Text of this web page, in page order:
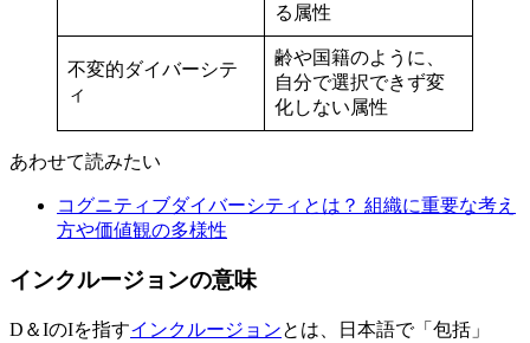
る属性
不変的ダイバーシテ
ィ
齢や国籍のように、
自分で選択できず変
化しない属性
あわせて読みたい
コグニティブダイバーシティとは？ 組織に重要な考え
方や価値観の多様性
インクルージョンの意味
D＆IのIを指すインクルージョンとは、日本語で「包括」